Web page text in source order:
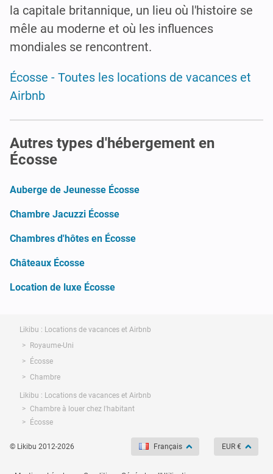
la capitale britannique, un lieu où l'histoire se
mêle au moderne et où les influences
mondiales se rencontrent.
Écosse - Toutes les locations de vacances et
Airbnb
Autres types d'hébergement en
Écosse
Auberge de Jeunesse Écosse
Chambre Jacuzzi Écosse
Chambres d'hôtes en Écosse
Châteaux Écosse
Location de luxe Écosse
Likibu : Locations de vacances et Airbnb
Royaume-Uni
Écosse
Chambre
Likibu : Locations de vacances et Airbnb
Chambre à louer chez l'habitant
Écosse
© Likibu 2012-2026 Français EUR €